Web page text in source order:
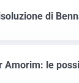
di
Amorim: le